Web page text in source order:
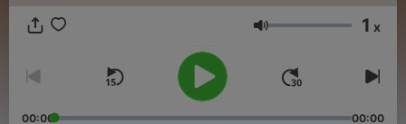
Volume 1 x
00:00 00:00